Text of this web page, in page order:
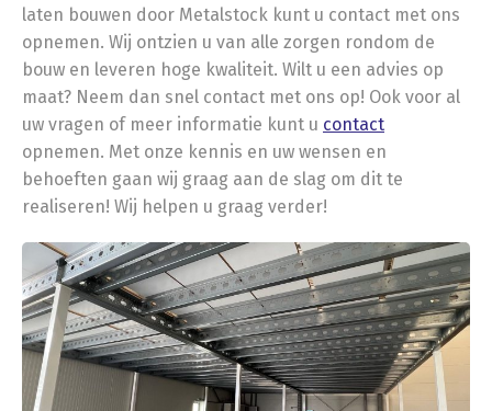
laten bouwen door Metalstock kunt u contact met ons
opnemen. Wij ontzien u van alle zorgen rondom de
bouw en leveren hoge kwaliteit. Wilt u een advies op
maat? Neem dan snel contact met ons op! Ook voor al
uw vragen of meer informatie kunt u contact
opnemen. Met onze kennis en uw wensen en
behoeften gaan wij graag aan de slag om dit te
realiseren! Wij helpen u graag verder!